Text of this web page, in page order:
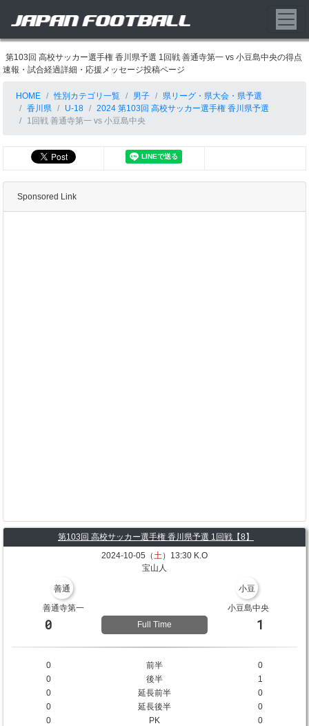
第103回 高校サッカー選手権 香川県予選 1回戦 善通寺第一 vs 小豆島中央の得点
速報・試合経過詳細・応援メッセージ投稿ページ
HOME 性別カテゴリ一覧 男子
県リーグ・県大会・県予選
香川県
U-18
2024 第103回 高校サッカー選手権 香川県予選
1回戦 善通寺第一 vs 小豆島中央
Sponsored Link
第103回 高校サッカー選手権 香川県予選 1回戦【8】
2024-10-05（土）13:30 K.O
宝山人
善通
善通寺第一
小豆
小豆島中央
0 Full Time 1
0 前半
0
0
後半
1
0
延長前半
0
0
延長後半
0
0
PK 0